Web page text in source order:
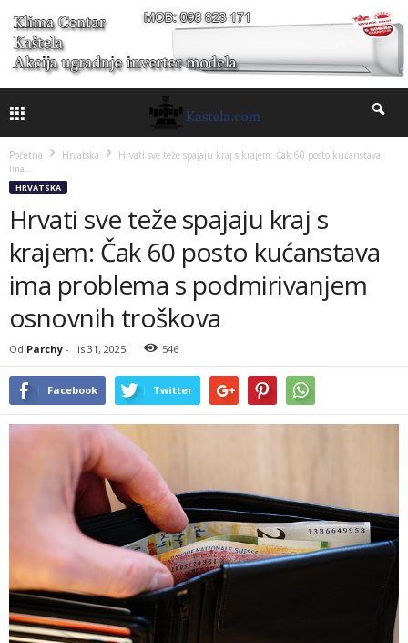
Početna Hrvatska
Hrvati sve teže spajaju kraj s krajem: Čak 60 posto kućanstava
ima...
HRVATSKA
Hrvati sve teže spajaju kraj s
krajem: Čak 60 posto kućanstava
ima problema s podmirivanjem
osnovnih troškova
Od Parchy - lis 31, 2025 546
Facebook Twitter